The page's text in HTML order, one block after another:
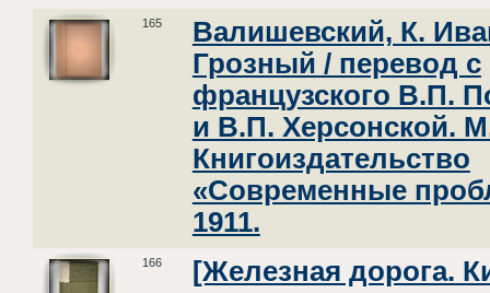
165
Валишевский, К.
Грозный / перевод с
французского В.П.
и В.П. Херсонской.
Книгоиздательство
«Современные
1911.
166
[Железная дорога.